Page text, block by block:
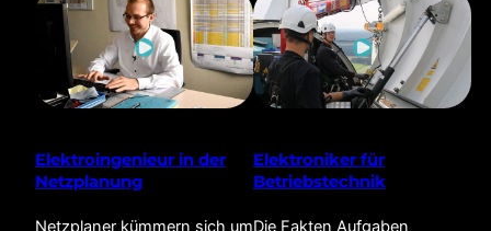
Elektroingenieur in der
Netzplanung
Netzplaner kümmern sich um
Elektroniker für
Betriebstechnik
Die Fakten Aufgaben